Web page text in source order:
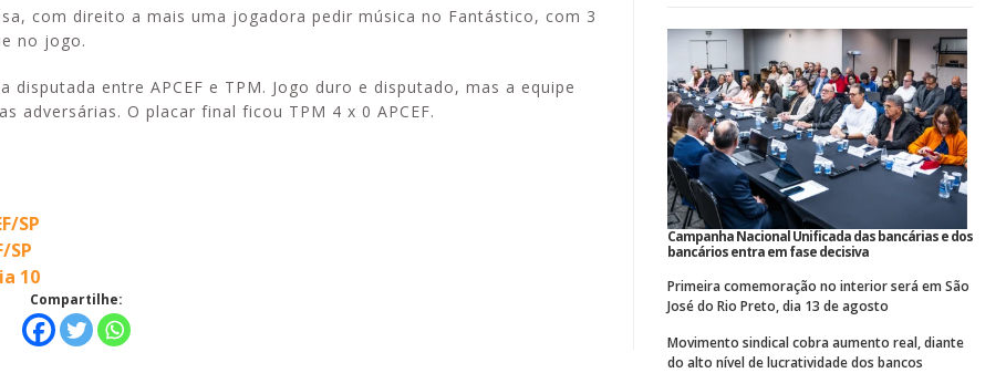
com direito a mais uma jogadora pedir música no Fantástico, com 3
no jogo.
entre APCEF e TPM. Jogo duro e disputado, mas a equipe
adversárias. O placar final ficou TPM 4 x 0 APCEF.
SP
SP
10
Compartilhe:
Campanha Nacional Unificada das bancárias e dos
bancários entra em fase decisiva
Primeira comemoração no interior será em São
José do Rio Preto, dia 13 de agosto
Movimento sindical cobra aumento real, diante
do alto nível de lucratividade dos bancos